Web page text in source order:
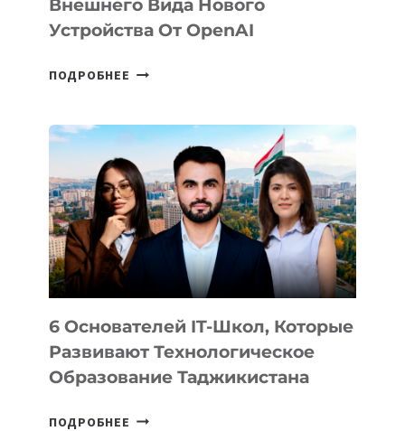
Внешнего Вида Нового
Устройства От OpenAI
ПОДРОБНЕЕ СТАЛИ
ВНЕШНЕГО
ВИДА
НОВОГО
УСТРОЙСТВА
ОТ
OPENAI
6 Основателей IT-Школ, Которые
Развивают Технологическое
Образование Таджикистана
ПОДРОБНЕЕ 6